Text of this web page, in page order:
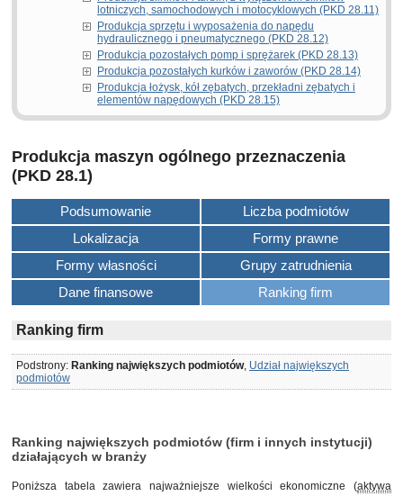
lotniczych, samochodowych i motocyklowych (PKD 28.11)
Produkcja sprzętu i wyposażenia do napędu
hydraulicznego i pneumatycznego (PKD 28.12)
Produkcja pozostałych pomp i sprężarek (PKD 28.13)
Produkcja pozostałych kurków i zaworów (PKD 28.14)
Produkcja łożysk, kół zębatych, przekładni zębatych i
elementów napędowych (PKD 28.15)
Produkcja maszyn ogólnego przeznaczenia
(PKD 28.1)
Podsumowanie
Liczba podmiotów
Lokalizacja
Formy prawne
Formy własności
Grupy zatrudnienia
Dane finansowe
Ranking firm
Ranking firm
Podstrony: Ranking największych podmiotów, Udział największych
podmiotów
Ranking największych podmiotów (firm i innych instytucji)
działających w branży
Poniższa tabela zawiera najważniejsze wielkości ekonomiczne (aktywa